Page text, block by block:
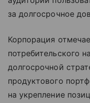
за долгосрочное
Корпорация
потребительского
долгосрочной
продуктового
на укрепление